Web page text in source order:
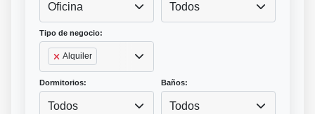
Oficina Todos
Tipo de negocio:
Alquiler
Dormitorios:
Todos
Baños:
Todos